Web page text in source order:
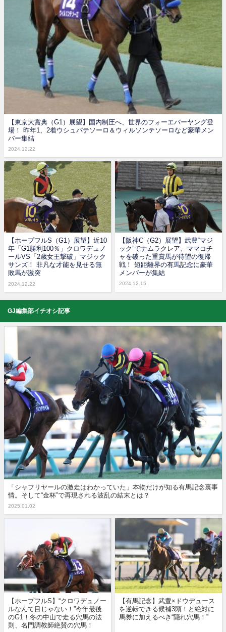
【東京大賞典（G1）展望】国内制圧へ、世界のフォーエバーヤング登
場！ 昨年1、2着ウシュバテソーロ＆ウィルソンテソーロなど豪華メン
バー集結
2024.12.22
【ホープフルS（G1）展望】近10
年「G1勝利100％」クロワデュノ
ールVS「2歳女王撃破」マジック
サンズ！ 非凡な才能を見せる無
敗馬が激突
2024.12.22
【阪神C（G2）展望】武豊“マジ
ック”でナムラクレア、ママコチ
ャを破った重賞馬が待望の復帰
戦！ 短距離界の有馬記念に豪華
メンバーが集結
2024.12.15
GJ編集部イチオシ記事
「シャフリヤールの激走はわかっていた」本物だけが知る有馬記念裏事
情。そして“金杯”で再現される波乱の結末とは？
2025.01.02
【ホープフルS】“クロワデュノー
ルなんて目じゃない！”今年最後
のG1！冬の中山で走る穴馬の法
則、名門調教師絶賛の穴馬！
【有馬記念】武豊×ドウデュース
を逆転できる候補3頭！と絶対に
馬券に加えるべき“隠れ穴馬！”